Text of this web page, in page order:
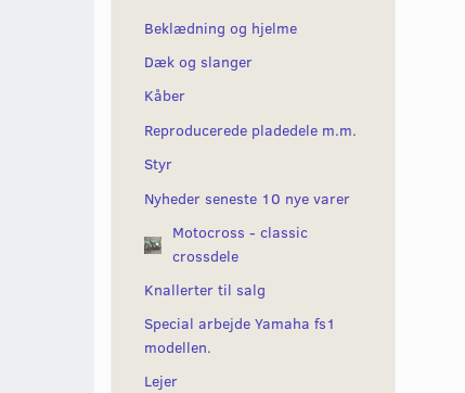
Beklædning og hjelme
Dæk og slanger
Kåber
Reproducerede pladedele m.m.
Styr
Nyheder seneste 10 nye varer
Motocross - classic
crossdele
Knallerter til salg
Special arbejde Yamaha fs1
modellen.
Lejer